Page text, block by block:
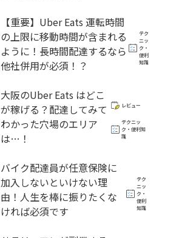
【重要】Uber Eats 運転時間
の上限に移動時間が含まれる
ように！長時間配達するなら
他社併用が必須！？
テク
ニッ
ク・
便利
知識
大阪のUber Eats はどこ
が稼げる？配達してみて
わかった穴場のエリア
は…！
レビュー
テクニッ
ク・便利知
識
バイク配達員が任意保険に
加入しないといけない理
由！人生を棒に振りたくな
ければ必須です
テク
ニッ
ク・
便利
知識